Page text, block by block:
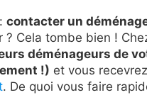
contacter un
? Cela tombe bien !
déménageurs de
!) et vous recevrez
. De quoi vous faire